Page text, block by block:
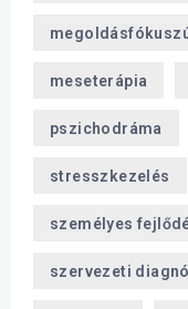
meseterápia
pszichodráma
stresszkezelés
személyes
szervezeti